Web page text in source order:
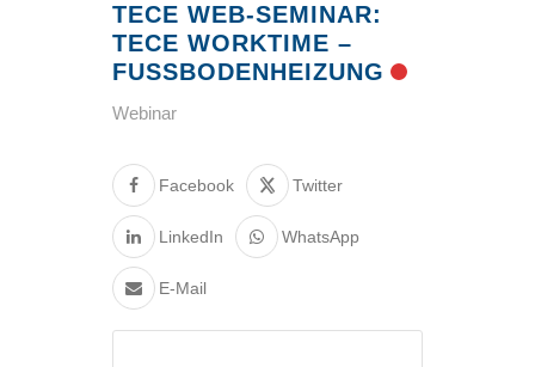
TECE WEB-SEMINAR:
TECE WORKTIME –
FUSSBODENHEIZUNG
Webinar
Facebook Twitter
LinkedIn WhatsApp
E-Mail